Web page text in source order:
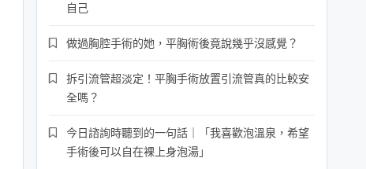
自己
做過胸腔手術的她，平胸術後竟說幾乎沒感覺？
拆引流管超淡定！平胸手術放置引流管真的比較安
全嗎？
今日諮詢時聽到的一句話｜「我喜歡泡溫泉，希望
手術後可以自在裸上身泡湯」